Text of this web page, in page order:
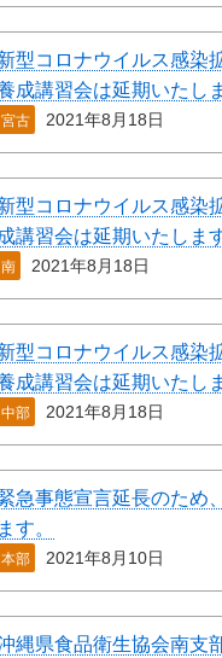
型コロナウイルス感染
成講習会は延期いたし
宮古 2021年8月18日
型コロナウイルス感染
成講習会は延期いたしま
南 2021年8月18日
型コロナウイルス感染
成講習会は延期いたし
中部 2021年8月18日
急事態宣言延長のため
ます。
本部 2021年8月10日
縄県食品衛生協会南支